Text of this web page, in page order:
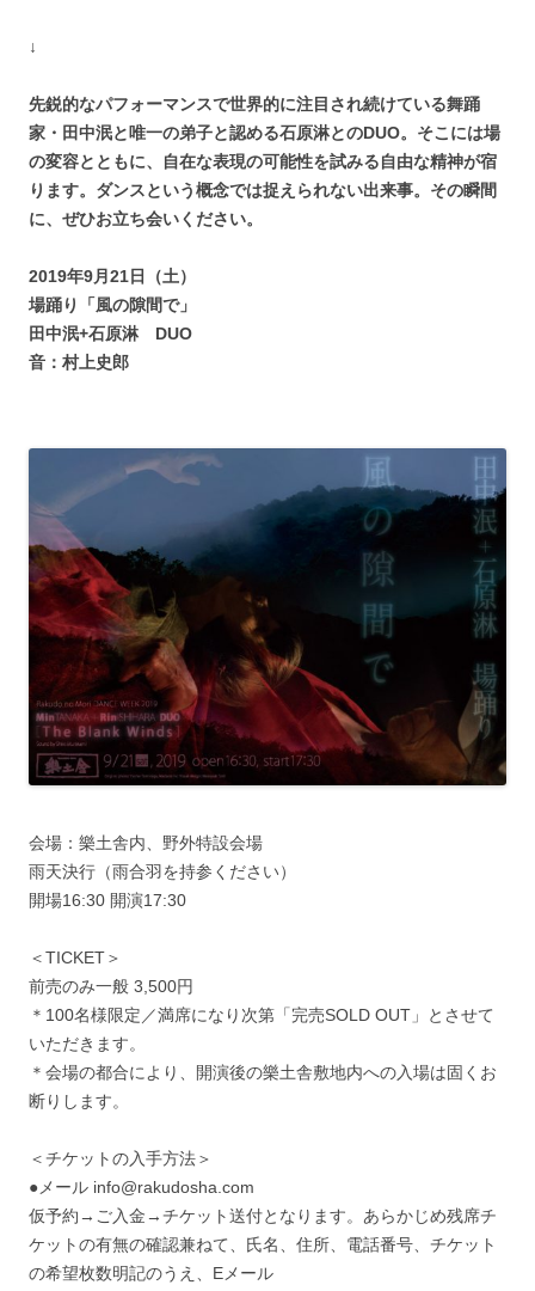
↓
先鋭的なパフォーマンスで世界的に注目され続けている舞踊
家・田中泯と唯一の弟子と認める石原淋とのDUO。そこには場
の変容とともに、自在な表現の可能性を試みる自由な精神が宿
ります。ダンスという概念では捉えられない出来事。その瞬間
に、ぜひお立ち会いください。
2019年9月21日（土）
場踊り「風の隙間で」
田中泯+石原淋 DUO
音：村上史郎
会場：樂土舎内、野外特設会場
雨天決行（雨合羽を持参ください）
開場16:30 開演17:30
＜TICKET＞
前売のみ一般 3,500円
＊100名様限定／満席になり次第「完売SOLD OUT」とさせて
いただきます。
＊会場の都合により、開演後の樂土舎敷地内への入場は固くお
断りします。
＜チケットの入手方法＞
●メール info@rakudosha.com
仮予約→ご入金→チケット送付となります。あらかじめ残席チ
ケットの有無の確認兼ねて、氏名、住所、電話番号、チケット
の希望枚数明記のうえ、Eメール